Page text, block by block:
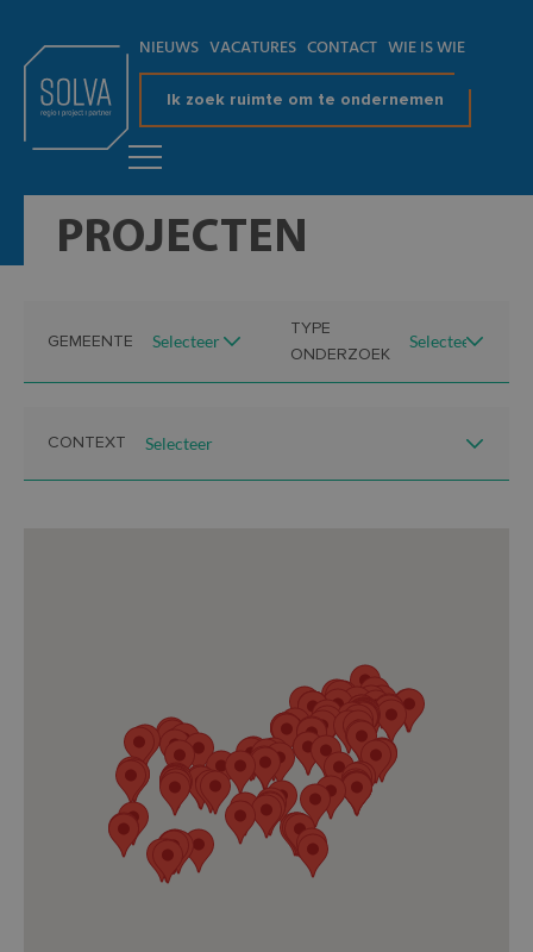
NIEUWS VACATURES CONTACT WIE IS WIE
Ik zoek ruimte om te ondernemen
PROJECTEN
GEMEENTE
TYPE
ONDERZOEK
CONTEXT